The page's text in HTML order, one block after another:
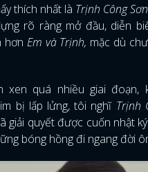
thích nhất là Trịnh Công Sơn
rõ ràng mở đầu, diễn
hơn Em và Trịnh, mặc dù
xen quá nhiều giai đoạn,
bị lấp lửng, tôi nghĩ Trịnh
giải quyết được cuốn nhật
bóng hồng đi ngang đời